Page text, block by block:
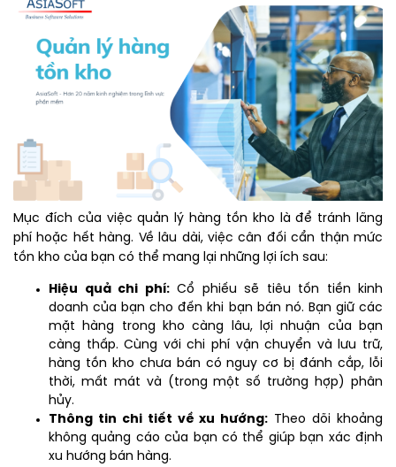
Mục đích của việc quản lý hàng tồn kho là để tránh lãng
phí hoặc hết hàng. Về lâu dài, việc cân đối cẩn thận mức
tồn kho của bạn có thể mang lại những lợi ích sau:
Hiệu quả chi phí:Cổ phiếu sẽ tiêu tốn tiền kinh
doanh của bạn cho đến khi bạn bán nó. Bạn giữ các
mặt hàng trong kho càng lâu, lợi nhuận của bạn
càng thấp. Cùng với chi phí vận chuyển và lưu trữ,
hàng tồn kho chưa bán có nguy cơ bị đánh cắp, lỗi
thời, mất mát và (trong một số trường hợp) phân
hủy.
Thông tin chi tiết về xu hướng: Theo dõi khoảng
không quảng cáo của bạn có thể giúp bạn xác định
xu hướng bán hàng.